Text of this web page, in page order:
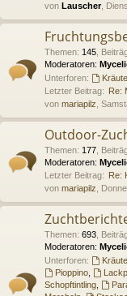
von Lauscher,
Themen: 145
Moderatoren:
Unterforen:
Letzter Beitrag: Re:
von mariapilz ,
Outdoor-
Themen: 177
Moderatoren:
Letzter Beitrag: Re:
von mariapilz ,
Themen: 693
Moderatoren:
Unterforen:
Pioppino,
Schopftintling